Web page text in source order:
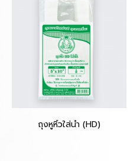
ถุงหูหิ้วใส่น้ำ (HD)